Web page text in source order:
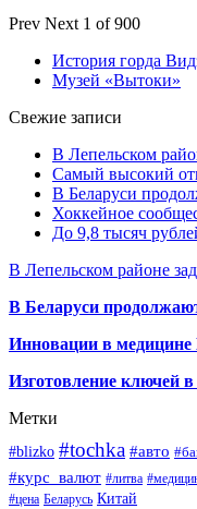
Prev Next 1 of 900
История горда
Музей «Вытоки»
Свежие записи
В Лепельском
Самый высокий
В Беларуси
Хоккейное
До 9,8 тысяч
В Лепельском районе
В Беларуси
Инновации в медицине
Изготовление ключей в
Метки
#blizko #tochka #авто
#курс_валют #литва
#цена Беларусь Китай